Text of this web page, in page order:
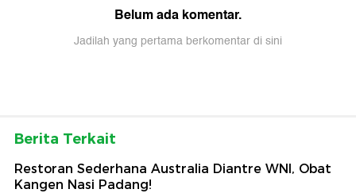
Belum ada komentar.
Jadilah yang pertama berkomentar di sini
Berita Terkait
Restoran Sederhana Australia Diantre WNI, Obat
Kangen Nasi Padang!